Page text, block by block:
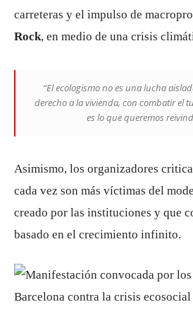
carreteras y el impulso de
Rock, en medio de una crisis
“El ecologismo no es una lucha
derecho a la vivienda, con combatir el
es lo que queremos
Asimismo, los organizadores
cada vez son más víctimas del
creado por las instituciones y que
basado en el crecimiento infinito.